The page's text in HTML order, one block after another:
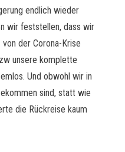
endlich wieder
wir feststellen, dass wir
der Corona-Krise
unsere komplette
Und obwohl wir in
sind, statt wie
die Rückreise kaum